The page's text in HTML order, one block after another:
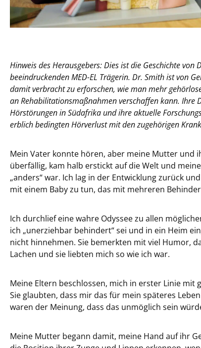
Hinweis des Herausgebers: Dies ist die Geschichte
beeindruckenden MED-EL Trägerin. Dr. Smith ist von
damit verbracht zu erforschen, wie man mehr
an Rehabilitationsmaßnahmen verschaffen kann. Ihre
Hörstörungen in Südafrika und ihre aktuelle
erblich bedingten Hörverlust mit den zugehörigen
Mein Vater konnte hören, aber meine Mutter und
überfällig, kam halb erstickt auf die Welt und
„anders“ war. Ich lag in der Entwicklung zurück
mit einem Baby zu tun, das mit mehreren
Ich durchlief eine wahre Odyssee zu allen
ich „unerziehbar behindert“ sei und in ein Heim
nicht hinnehmen. Sie bemerkten mit viel Humor,
Lachen und sie liebten mich so wie ich war.
Meine Eltern beschlossen, mich in erster Linie mit
Sie glaubten, dass mir das für mein späteres
waren der Meinung, dass das unmöglich sein
Meine Mutter begann damit, meine Hand auf ihr